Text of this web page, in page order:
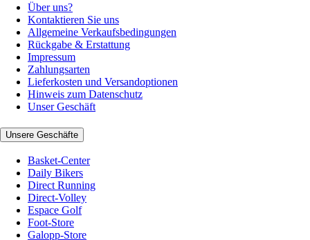
Über uns?
Kontaktieren Sie uns
Allgemeine Verkaufsbedingungen
Rückgabe & Erstattung
Impressum
Zahlungsarten
Lieferkosten und Versandoptionen
Hinweis zum Datenschutz
Unser Geschäft
Unsere Geschäfte
Basket-Center
Daily Bikers
Direct Running
Direct-Volley
Espace Golf
Foot-Store
Galopp-Store